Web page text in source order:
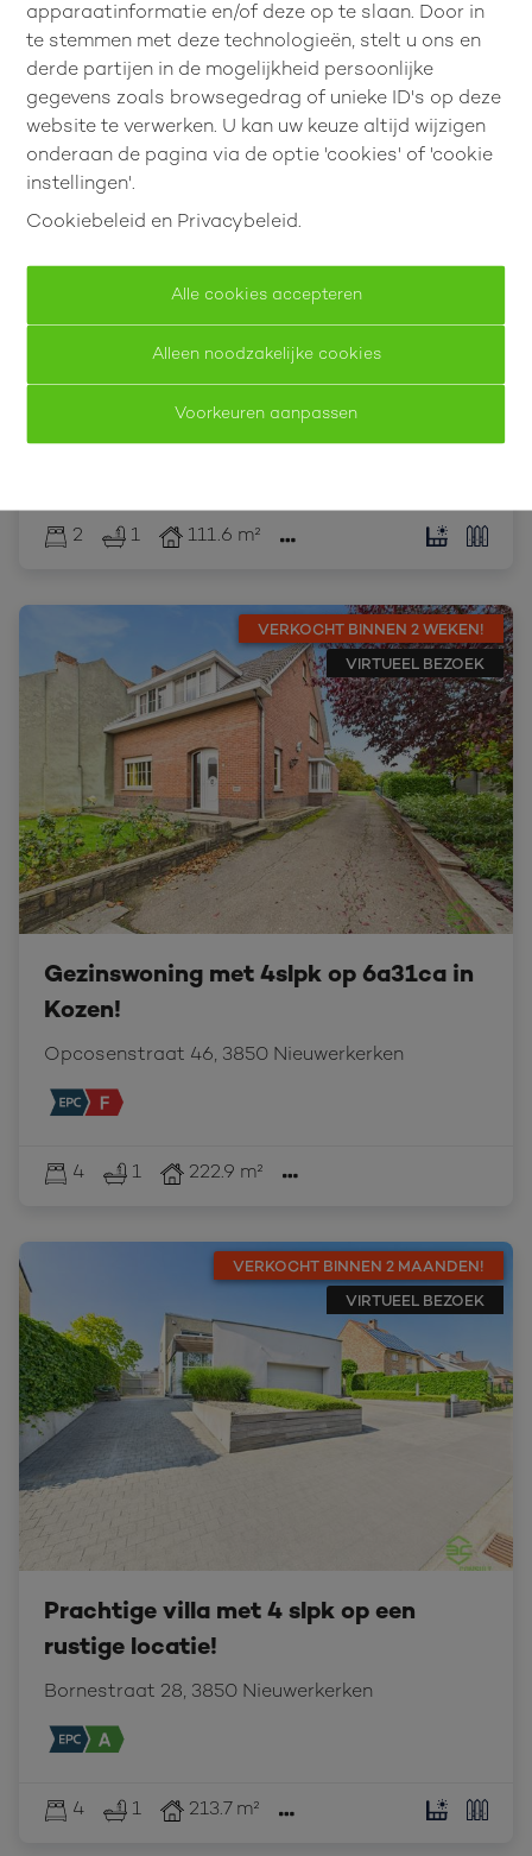
apparaatinformatie en/of deze op te slaan. Door in
te stemmen met deze technologieën, stelt u ons en
derde partijen in de mogelijkheid persoonlijke
gegevens zoals browsegedrag of unieke ID's op deze
website te verwerken. U kan uw keuze altijd wijzigen
onderaan de pagina via de optie 'cookies' of 'cookie
instellingen'.
Cookiebeleid en Privacybeleid.
Alle cookies accepteren
Alleen noodzakelijke cookies
Voorkeuren aanpassen
VIRTUEEL BEZOEK
Lindestraat 44, 3850 Nieuwerkerken
2 1 111.6 m²
VERKOCHT BINNEN 2 WEKEN!
VIRTUEEL BEZOEK
Gezinswoning met 4slpk op 6a31ca in
Kozen!
Opcosenstraat 46, 3850 Nieuwerkerken
4 1 222.9 m²
VERKOCHT BINNEN 2 MAANDEN!
VIRTUEEL BEZOEK
Prachtige villa met 4 slpk op een
rustige locatie!
Bornestraat 28, 3850 Nieuwerkerken
4 1 213.7 m²